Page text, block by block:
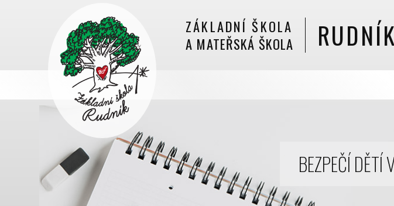
ZÁKLADNÍ ŠKOLA
A MATEŘSKÁ ŠKOLA
RUDNÍK
BEZPEČÍ DĚTÍ